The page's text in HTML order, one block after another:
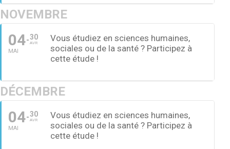
NOVEMBRE
04
MAI
30
AVR
Vous étudiez en sciences humaines,
sociales ou de la santé ? Participez à
cette étude !
DÉCEMBRE
04
MAI
30
AVR
Vous étudiez en sciences humaines,
sociales ou de la santé ? Participez à
cette étude !